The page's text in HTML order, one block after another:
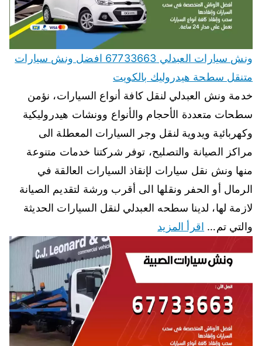
ونش سيارات العبدلي 67733663 افضل ونش سيارات
متنقل سطحة هيدروليك بالكويت
خدمة ونش العبدلي لنقل كافة أنواع السيارات، نؤمن
سطحات متعددة الأحجام والأنواع وونشات هيدروليكية
وكهربائية ويدوية لنقل وجر السيارات المعطلة الى
مراكز الصيانة والتصليح، توفر شركتنا خدمات متنوعة
منها ونش نقل سيارات لإنقاذ السيارات العالقة في
الرمال أو الحفر ونقلها الى أقرب ورشة لتقديم الصيانة
لازمة لها، لدينا سطحه العبدلي لنقل السيارات الحديثة
والتي تم… اقرأ المزيد